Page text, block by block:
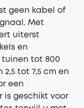
geen kabel of
Met
uiterst
en
tuinen tot 800
tot 7,5 cm en
een
is geschikt voor